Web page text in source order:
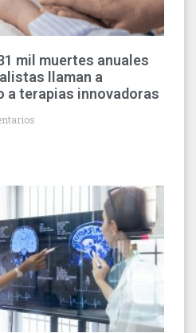
mil muertes anuales
llaman a
a terapias innovadoras